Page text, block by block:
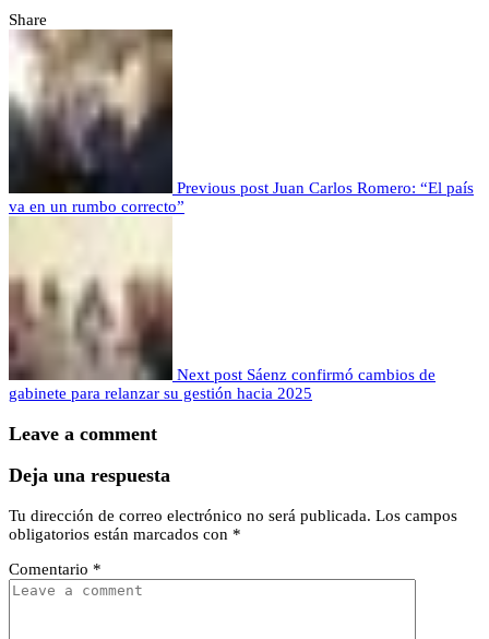
Share
Previous post Juan Carlos Romero: “El país
va en un rumbo correcto”
Next post Sáenz confirmó cambios de
gabinete para relanzar su gestión hacia 2025
Leave a comment
Deja una respuesta
Tu dirección de correo electrónico no será publicada. Los campos
obligatorios están marcados con *
Comentario *